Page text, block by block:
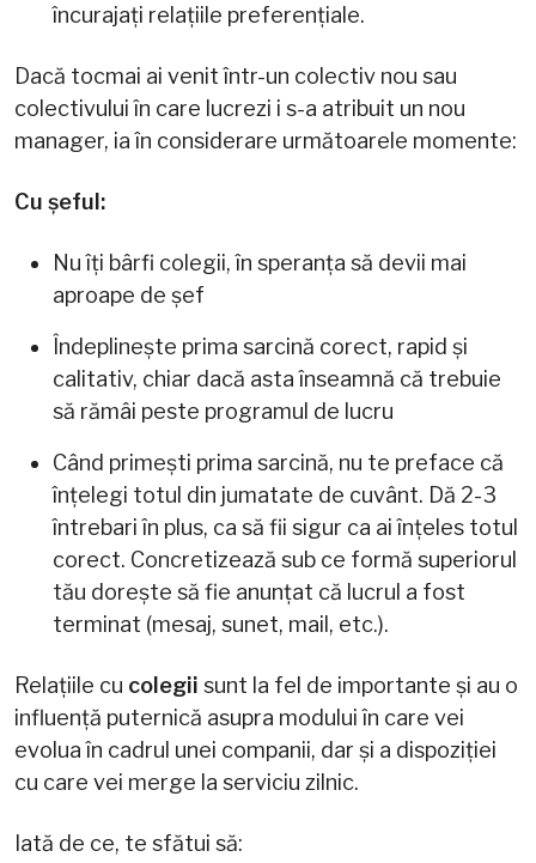
încurajați relațiile preferențiale.
Dacă tocmai ai venit într-un colectiv nou sau
colectivului în care lucrezi i s-a atribuit un nou
manager, ia în considerare următoarele momente:
Cu șeful:
Nu îți bârfi colegii, în speranța să devii mai
aproape de șef
Îndeplinește prima sarcină corect, rapid și
calitativ, chiar dacă asta înseamnă că trebuie
să rămâi peste programul de lucru
Când primești prima sarcină, nu te preface că
înțelegi totul din jumatate de cuvânt. Dă 2-3
întrebari în plus, ca să fii sigur ca ai înțeles totul
corect. Concretizează sub ce formă superiorul
tău dorește să fie anunțat că lucrul a fost
terminat (mesaj, sunet, mail, etc.).
Relațiile cu colegii sunt la fel de importante și au o
influență puternică asupra modului în care vei
evolua în cadrul unei companii, dar și a dispoziției
cu care vei merge la serviciu zilnic.
Iată de ce, te sfătui să: